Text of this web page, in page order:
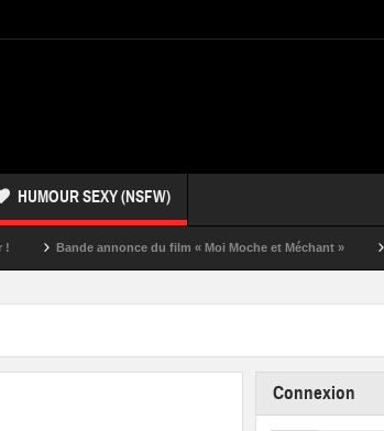
HUMOUR SEXY (NSFW)
annonce du film « Moi Moche et Méchant » Un
Connexion